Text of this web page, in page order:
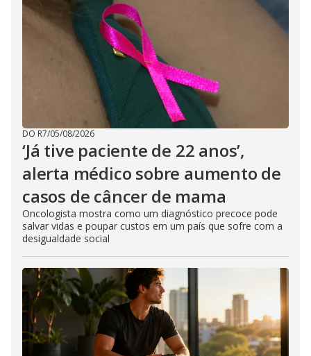
DO R7/05/08/2026
‘Já tive paciente de 22 anos’,
alerta médico sobre aumento de
casos de câncer de mama
Oncologista mostra como um diagnóstico precoce pode
salvar vidas e poupar custos em um país que sofre com a
desigualdade social